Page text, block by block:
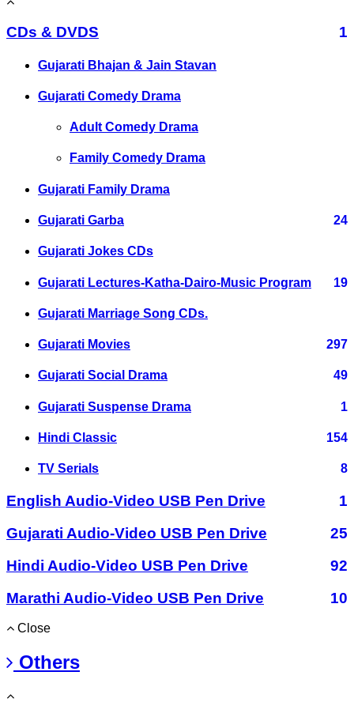
CDs & DVDS 1
Gujarati Bhajan & Jain Stavan
Gujarati Comedy Drama
Adult Comedy Drama
Family Comedy Drama
Gujarati Family Drama
Gujarati Garba 24
Gujarati Jokes CDs
Gujarati Lectures-Katha-Dairo-Music Program 19
Gujarati Marriage Song CDs.
Gujarati Movies 297
Gujarati Social Drama 49
Gujarati Suspense Drama 1
Hindi Classic 154
TV Serials 8
English Audio-Video USB Pen Drive
1
Gujarati Audio-Video USB Pen Drive
25
Hindi Audio-Video USB Pen Drive
92
Marathi Audio-Video USB Pen Drive
10
Close
Others